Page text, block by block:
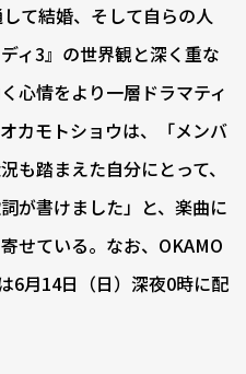
て結婚、そして自らの人
ィ3』の世界観と深く重な
心情をより一層ドラマティ
カモトショウは、「メンバ
も踏まえた自分にとって、
が書けました」と、楽曲に
せている。なお、OKAMO
6月14日（日）深夜0時に配